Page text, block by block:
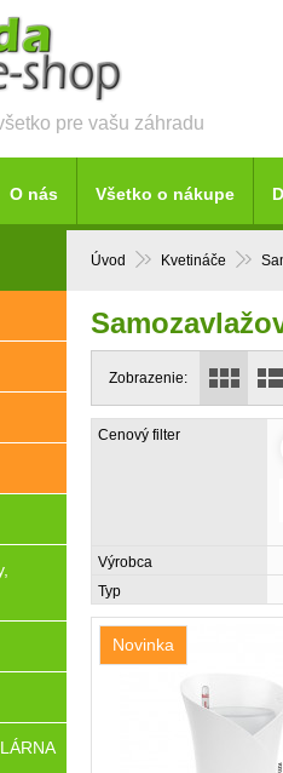
pre vašu záhradu
Úvod Kvetináče
Zobrazenie:
Cenový filter
Výrobca
Typ
Novinka
O nás Všetko o nákupe